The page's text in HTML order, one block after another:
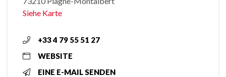
Siehe Karte
+33 4 79 55 51 27
WEBSITE
EINE E-MAIL SENDEN